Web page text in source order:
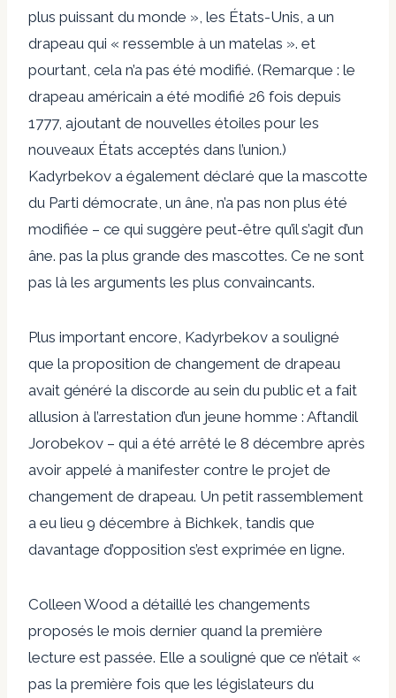
plus puissant du monde », les États-Unis, a un
drapeau qui « ressemble à un matelas ». et
pourtant, cela n’a pas été modifié. (Remarque : le
drapeau américain a été modifié 26 fois depuis
1777, ajoutant de nouvelles étoiles pour les
nouveaux États acceptés dans l’union.)
Kadyrbekov a également déclaré que la mascotte
du Parti démocrate, un âne, n’a pas non plus été
modifiée – ce qui suggère peut-être qu’il s’agit d’un
âne. pas la plus grande des mascottes. Ce ne sont
pas là les arguments les plus convaincants.
Plus important encore, Kadyrbekov a souligné
que la proposition de changement de drapeau
avait généré la discorde au sein du public et a fait
allusion à l’arrestation d’un jeune homme : Aftandil
Jorobekov – qui a été arrêté le 8 décembre après
avoir appelé à manifester contre le projet de
changement de drapeau. Un petit rassemblement
a eu lieu 9 décembre à Bichkek, tandis que
davantage d’opposition s’est exprimée en ligne.
Colleen Wood a détaillé les changements
proposés le mois dernier quand la première
lecture est passée. Elle a souligné que ce n’était «
pas la première fois que les législateurs du